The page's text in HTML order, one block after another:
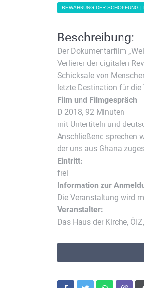
BEWAHRUNG DER SCHÖPFUNG |
Beschreibung:
Der Dokumentarfilm
Verlierer der digitalen
Schicksale von
letzte Destination für die
Film und Filmgespräch
D 2018, 92 Minuten
mit Untertiteln und
Anschließend sprechen
der uns aus Ghana
Eintritt:
frei
Information zur
Die Veranstaltung wird
Veranstalter:
Das Haus der Kirche,